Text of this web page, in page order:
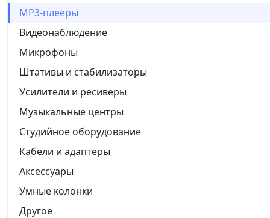
MP3-плееры
Видеонаблюдение
Микрофоны
Штативы и стабилизаторы
Усилители и ресиверы
Музыкальные центры
Студийное оборудование
Кабели и адаптеры
Аксессуары
Умные колонки
Другое